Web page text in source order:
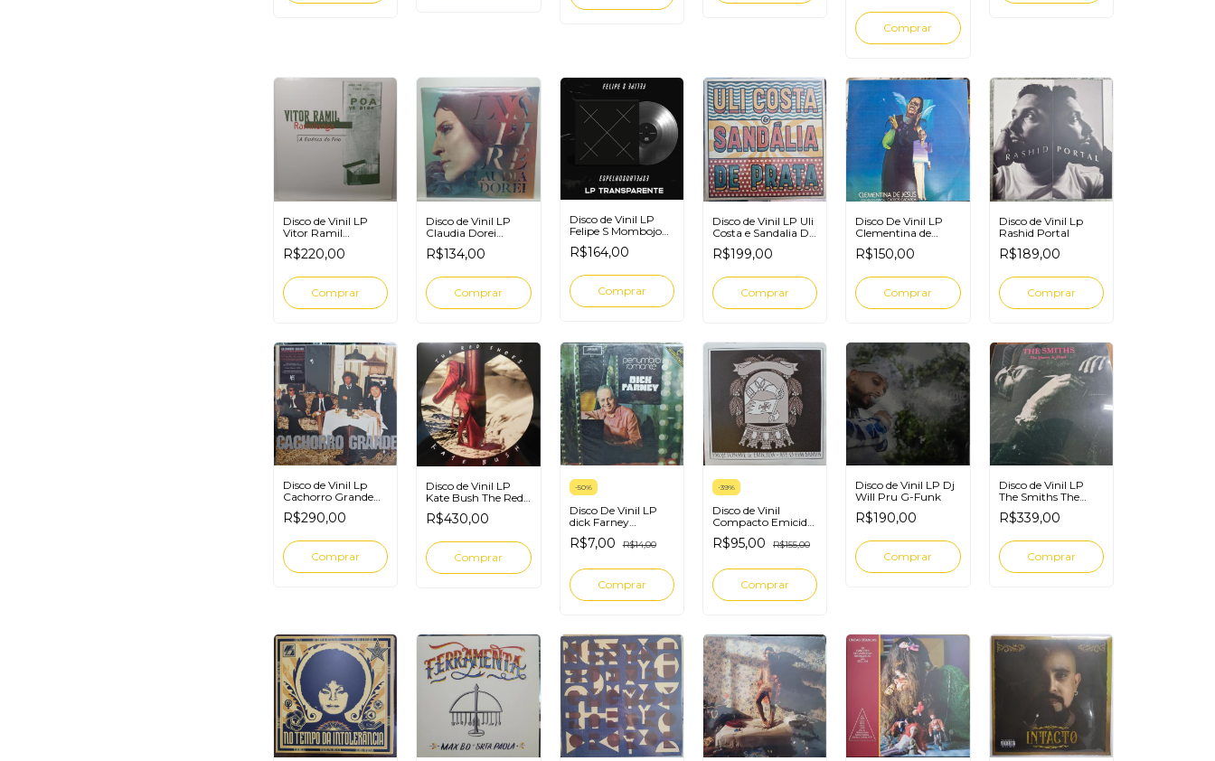
Disco de Vinil LP
Vitor Ramil
Ramilonga A
Estética Do Frio
R$220,00
Disco de Vinil LP
Claudia Dorei
Inspire
R$134,00
Disco de Vinil LP
Felipe S Mombojo
Espelhos
R$164,00
Disco de Vinil LP Uli
Costa e Sandalia De
Prata
R$199,00
Disco De Vinil LP
Clementina de
Jesus convida
Carlos Cachaça
R$150,00
Disco de Vinil Lp
Rashid Portal
R$189,00
Disco de Vinil Lp
Cachorro Grande
As Próximas Horas
Serão Muito Boas
R$290,00
Disco de Vinil LP
Kate Bush The Red
Shoes
R$430,00
-50%
Disco De Vinil LP
dick Farney
Penumbra
romance
R$7,00 R$14,00
-39%
Disco de Vinil
Compacto Emicida
Projeto Nave Até o
fim Sampa
R$95,00 R$155,00
Disco de Vinil LP Dj
Will Pru G-Funk
R$190,00
Disco de Vinil LP
The Smiths The
Queen is dead
R$339,00